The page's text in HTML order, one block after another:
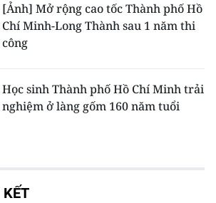
[Ảnh] Mở rộng cao tốc Thành phố Hồ
Chí Minh-Long Thành sau 1 năm thi
công
Học sinh Thành phố Hồ Chí Minh trải
nghiệm ở làng gốm 160 năm tuổi
KẾT